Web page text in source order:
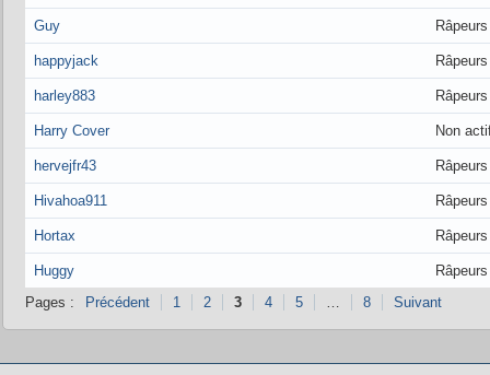
Guy
happyjack
harley883
Harry Cover Non
hervejfr43
Hivahoa911
Hortax
Huggy
Pages :
Précédent 1 2 3 4 5 … 8 Suivant